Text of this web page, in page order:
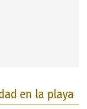
en la playa